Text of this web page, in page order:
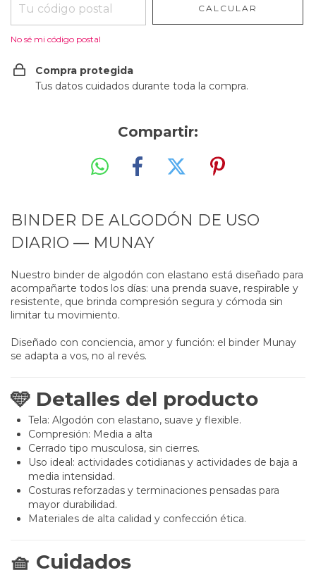
CALCULAR
No sé mi código postal
Compra protegida
Tus datos cuidados durante toda la compra.
Compartir:
BINDER DE ALGODÓN DE USO
DIARIO — MUNAY
Nuestro binder de algodón con elastano está diseñado para
acompañarte todos los días: una prenda suave, respirable y
resistente, que brinda compresión segura y cómoda sin
limitar tu movimiento.
Diseñado con conciencia, amor y función: el binder Munay
se adapta a vos, no al revés.
🩵 Detalles del producto
Tela: Algodón con elastano, suave y flexible.
Compresión: Media a alta
Cerrado tipo musculosa, sin cierres.
Uso ideal: actividades cotidianas y actividades de baja a
media intensidad.
Costuras reforzadas y terminaciones pensadas para
mayor durabilidad.
Materiales de alta calidad y confección ética.
🧺 Cuidados